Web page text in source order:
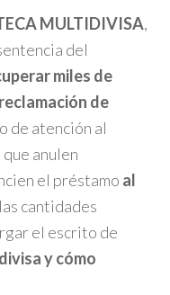
MULTIDIVISA,
del
miles de
de
de atención al
anulen
el préstamo al
cantidades
el escrito de
y cómo